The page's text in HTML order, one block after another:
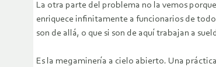
La otra parte del problema no la vemos
enriquece infinitamente a funcionarios de
son de allá, o que si son de aquí trabajan a
Es la megaminería a cielo abierto. Una